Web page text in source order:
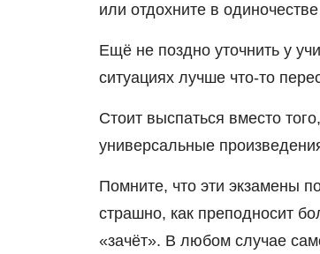
или отдохните в
Ещё не поздно уточнить у
ситуациях лучше что-то
Стоит выспаться вместо
универсальные
Помните, что эти экзамены
страшно, как преподносит
«зачёт». В любом случае